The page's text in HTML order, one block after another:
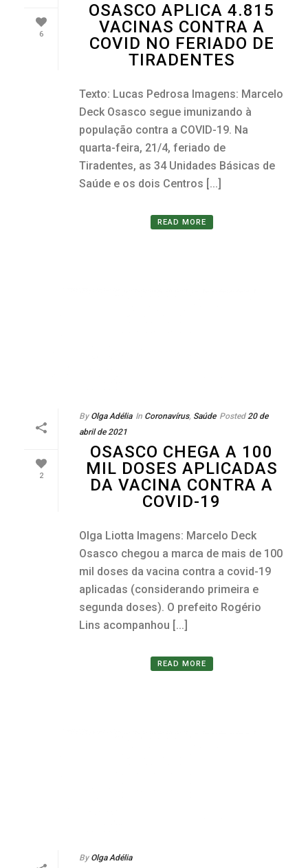
6
OSASCO APLICA 4.815
VACINAS CONTRA A
COVID NO FERIADO DE
TIRADENTES
Texto: Lucas Pedrosa Imagens: Marcelo
Deck Osasco segue imunizando à
população contra a COVID-19. Na
quarta-feira, 21/4, feriado de
Tiradentes, as 34 Unidades Básicas de
Saúde e os dois Centros [...]
READ MORE
2
By Olga Adélia In Coronavírus, Saúde Posted 20 de
abril de 2021
OSASCO CHEGA A 100
MIL DOSES APLICADAS
DA VACINA CONTRA A
COVID-19
Olga Liotta Imagens: Marcelo Deck
Osasco chegou a marca de mais de 100
mil doses da vacina contra a covid-19
aplicadas (considerando primeira e
segunda doses). O prefeito Rogério
Lins acompanhou [...]
READ MORE
By Olga Adélia